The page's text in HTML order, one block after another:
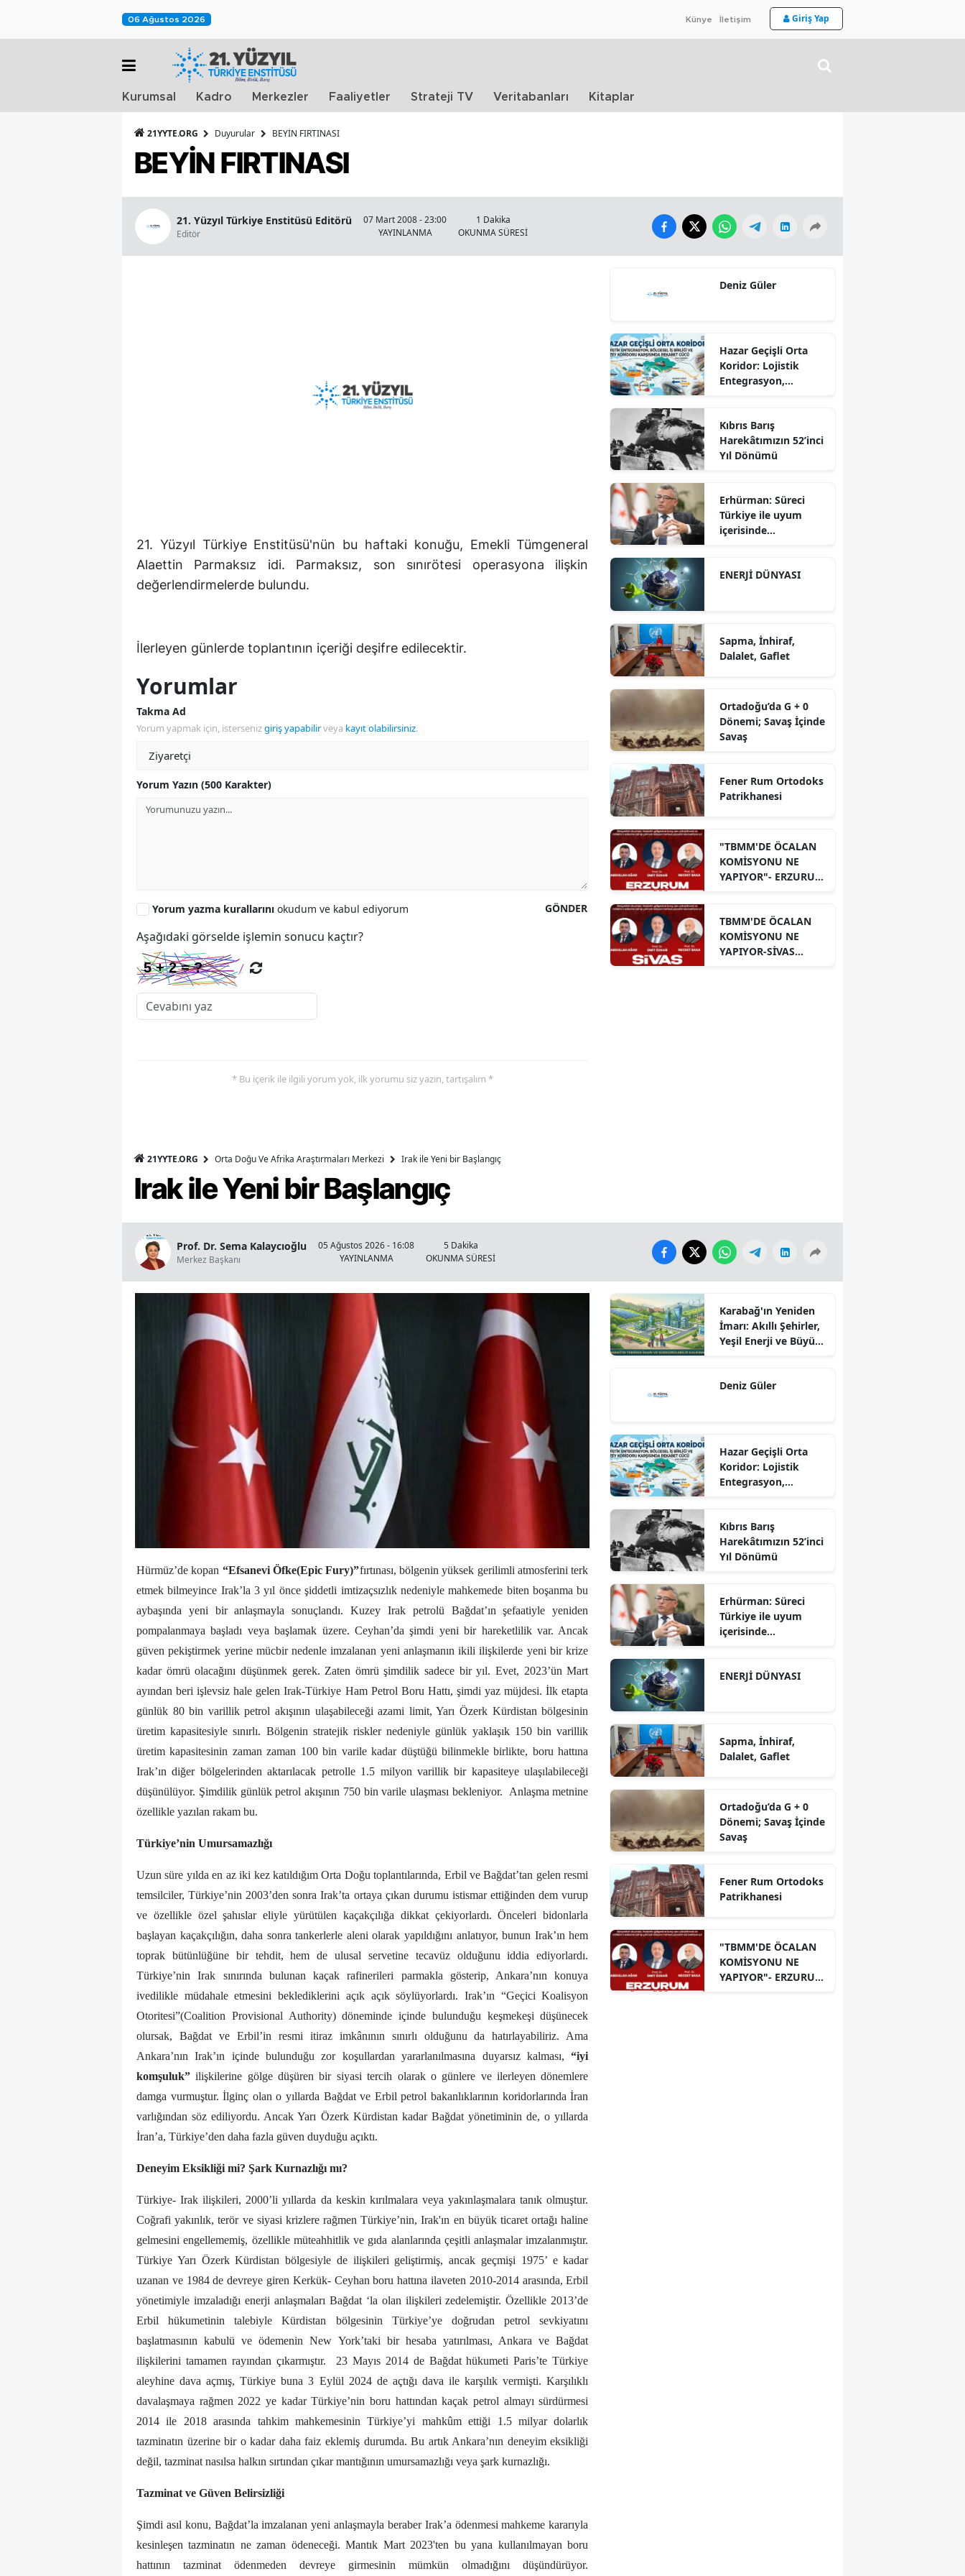
06 Ağustos 2026 Künye İletişim Giriş Yap
Kurumsal Kadro Merkezler Faaliyetler Strateji TV Veritabanları Kitaplar
21YYTE.ORG Duyurular BEYİN FIRTINASI
BEYİN FIRTINASI
21. Yüzyıl Türkiye Enstitüsü Editörü
Editör
07 Mart 2008 - 23:00
YAYINLANMA
1 Dakika
OKUNMA SÜRESİ
21. Yüzyıl Türkiye Enstitüsü'nün bu haftaki konuğu, Emekli Tümgeneral
Alaettin Parmaksız idi. Parmaksız, son sınırötesi operasyona ilişkin
değerlendirmelerde bulundu.
İlerleyen günlerde toplantının içeriği deşifre edilecektir.
Yorumlar
Takma Ad
Yorum yapmak için, istersenizgiriş yapabilirveya kayıt olabilirsiniz.
Yorum Yazın (500 Karakter)
GÖNDER
Yorum yazma kurallarını okudum ve kabul ediyorum
Aşağıdaki görselde işlemin sonucu kaçtır?
* Bu içerik ile ilgili yorum yok, ilk yorumu siz yazın, tartışalım *
Deniz Güler
Hazar Geçişli Orta
Koridor: Lojistik
Entegrasyon,
Karşısında Rekabet
Gücü
Kıbrıs Barış
Harekâtımızın 52’inci
Yıl Dönümü
Erhürman: Süreci
Türkiye ile uyum
içerisinde
ENERJİ DÜNYASI
Sapma, İnhiraf,
Dalalet, Gaflet
Ortadoğu’da G + 0
Dönemi; Savaş İçinde
Savaş
Fener Rum Ortodoks
Patrikhanesi
"TBMM'DE ÖCALAN
KOMİSYONU NE
YAPIYOR"- ERZURUM
TBMM'DE ÖCALAN
KOMİSYONU NE
YAPIYOR-SİVAS
21YYTE.ORG Orta Doğu Ve Afrika Araştırmaları Merkezi Irak ile Yeni bir Başlangıç
Irak ile Yeni bir Başlangıç
Prof. Dr. Sema Kalaycıoğlu
Merkez Başkanı
05 Ağustos 2026 - 16:08
YAYINLANMA
5 Dakika
OKUNMA SÜRESİ
Hürmüz’de kopan “Efsanevi Öfke(Epic Fury)”fırtınası, bölgenin yüksek gerilimli atmosferini terk
etmek bilmeyince Irak’la 3 yıl önce şiddetli imtizaçsızlık nedeniyle mahkemede biten boşanma bu
aybaşında yeni bir anlaşmayla sonuçlandı. Kuzey Irak petrolü Bağdat’ın şefaatiyle yeniden
pompalanmaya başladı veya başlamak üzere. Ceyhan’da şimdi yeni bir hareketlilik var. Ancak
güven pekiştirmek yerine mücbir nedenle imzalanan yeni anlaşmanın ikili ilişkilerde yeni bir krize
kadar ömrü olacağını düşünmek gerek. Zaten ömrü şimdilik sadece bir yıl. Evet, 2023’ün Mart
ayından beri işlevsiz hale gelen Irak-Türkiye Ham Petrol Boru Hattı, şimdi yaz müjdesi. İlk etapta
günlük 80 bin varillik petrol akışının ulaşabileceği azami limit, Yarı Özerk Kürdistan bölgesinin
üretim kapasitesiyle sınırlı. Bölgenin stratejik riskler nedeniyle günlük yaklaşık 150 bin varillik
üretim kapasitesinin zaman zaman 100 bin varile kadar düştüğü bilinmekle birlikte, boru hattına
Irak’ın diğer bölgelerinden aktarılacak petrolle 1.5 milyon varillik bir kapasiteye ulaşılabileceği
düşünülüyor. Şimdilik günlük petrol akışının 750 bin varile ulaşması bekleniyor. Anlaşma metnine
özellikle yazılan rakam bu.
Türkiye’nin Umursamazlığı
Uzun süre yılda en az iki kez katıldığım Orta Doğu toplantılarında, Erbil ve Bağdat’tan gelen resmi
temsilciler, Türkiye’nin 2003’den sonra Irak’ta ortaya çıkan durumu istismar ettiğinden dem vurup
ve özellikle özel şahıslar eliyle yürütülen kaçakçılığa dikkat çekiyorlardı. Önceleri bidonlarla
başlayan kaçakçılığın, daha sonra tankerlerle aleni olarak yapıldığını anlatıyor, bunun Irak’ın hem
toprak bütünlüğüne bir tehdit, hem de ulusal servetine tecavüz olduğunu iddia ediyorlardı.
Türkiye’nin Irak sınırında bulunan kaçak rafinerileri parmakla gösterip, Ankara’nın konuya
ivedilikle müdahale etmesini beklediklerini açık açık söylüyorlardı. Irak’ın “Geçici Koalisyon
Otoritesi”(Coalition Provisional Authority) döneminde içinde bulunduğu keşmekeşi düşünecek
olursak, Bağdat ve Erbil’in resmi itiraz imkânının sınırlı olduğunu da hatırlayabiliriz. Ama
Ankara’nın Irak’ın içinde bulunduğu zor koşullardan yararlanılmasına duyarsız kalması,“iyi
komşuluk” ilişkilerine gölge düşüren bir siyasi tercih olarak o günlere ve ilerleyen dönemlere
damga vurmuştur. İlginç olan o yıllarda Bağdat ve Erbil petrol bakanlıklarının koridorlarında İran
varlığından söz ediliyordu. Ancak Yarı Özerk Kürdistan kadar Bağdat yönetiminin de, o yıllarda
İran’a, Türkiye’den daha fazla güven duyduğu açıktı.
Deneyim Eksikliği mi? Şark Kurnazlığı mı?
Türkiye- Irak ilişkileri, 2000’li yıllarda da keskin kırılmalara veya yakınlaşmalara tanık olmuştur.
Coğrafi yakınlık, terör ve siyasi krizlere rağmen Türkiye’nin, Irak'ın en büyük ticaret ortağı haline
gelmesini engellememiş, özellikle müteahhitlik ve gıda alanlarında çeşitli anlaşmalar imzalanmıştır.
Türkiye Yarı Özerk Kürdistan bölgesiyle de ilişkileri geliştirmiş, ancak geçmişi 1975’ e kadar
uzanan ve 1984 de devreye giren Kerkük- Ceyhan boru hattına ilaveten 2010-2014 arasında, Erbil
yönetimiyle imzaladığı enerji anlaşmaları Bağdat ‘la olan ilişkileri zedelemiştir. Özellikle 2013’de
Erbil hükumetinin talebiyle Kürdistan bölgesinin Türkiye’ye doğrudan petrol sevkiyatını
başlatmasının kabulü ve ödemenin New York’taki bir hesaba yatırılması, Ankara ve Bağdat
ilişkilerini tamamen rayından çıkarmıştır.
23 Mayıs 2014 de Bağdat hükumeti Paris’te Türkiye
aleyhine dava açmış, Türkiye buna 3 Eylül 2024 de açtığı dava ile karşılık vermişti. Karşılıklı
davalaşmaya rağmen 2022 ye kadar Türkiye’nin boru hattından kaçak petrol almayı sürdürmesi
2014 ile 2018 arasında tahkim mahkemesinin Türkiye’yi mahkûm ettiği 1.5 milyar dolarlık
tazminatın üzerine bir o kadar daha faiz eklemiş durumda. Bu artık Ankara’nın deneyim eksikliği
değil, tazminat nasılsa halkın sırtından çıkar mantığının umursamazlığı veya şark kurnazlığı.
Tazminat ve Güven Belirsizliği
Şimdi asıl konu, Bağdat’la imzalanan yeni anlaşmayla beraber Irak’a ödenmesi mahkeme kararıyla
kesinleşen tazminatın ne zaman ödeneceği. Mantık Mart 2023'ten bu yana kullanılmayan boru
hattının tazminat ödenmeden devreye girmesinin mümkün olmadığını düşündürüyor.
Karabağ'ın Yeniden
İmarı: Akıllı Şehirler,
Yeşil Enerji ve Büyük
Sürdürülebilir
Deniz Güler
Hazar Geçişli Orta
Koridor: Lojistik
Entegrasyon,
Karşısında Rekabet
Gücü
Kıbrıs Barış
Harekâtımızın 52’inci
Yıl Dönümü
Erhürman: Süreci
Türkiye ile uyum
içerisinde
ENERJİ DÜNYASI
Sapma, İnhiraf,
Dalalet, Gaflet
Ortadoğu’da G + 0
Dönemi; Savaş İçinde
Savaş
Fener Rum Ortodoks
Patrikhanesi
"TBMM'DE ÖCALAN
KOMİSYONU NE
YAPIYOR"- ERZURUM